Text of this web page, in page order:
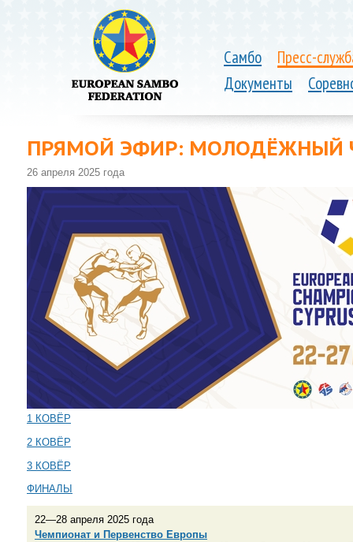
Самбо
Пресс-
Документы
ПРЯМОЙ ЭФИР: МОЛОДЁЖНЫЙ
26 апреля 2025 года
1 КОВЁР
2 КОВЁР
3 КОВЁР
ФИНАЛЫ
22—28 апреля 2025 года
Чемпионат и Первенство Европы